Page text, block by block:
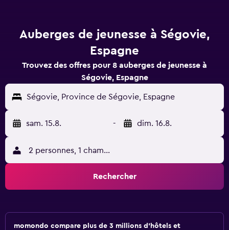
Auberges de jeunesse à Ségovie,
Espagne
Trouvez des offres pour 8 auberges de jeunesse à
Ségovie, Espagne
Ségovie, Province de Ségovie, Espagne
sam. 15.8. - dim. 16.8.
2 personnes, 1 chambre
Rechercher
momondo compare plus de 3 millions d'hôtels et